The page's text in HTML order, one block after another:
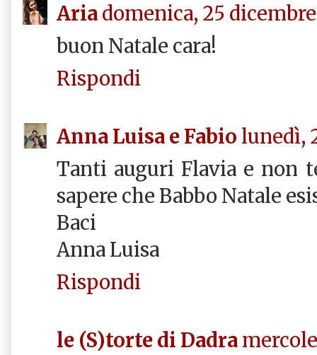
Aria domenica, 25
buon Natale cara!
Rispondi
Anna Luisa e Fabio lunedì,
Tanti auguri Flavia e non
sapere che Babbo Natale
Baci
Anna Luisa
Rispondi
le (S)torte di Dadra